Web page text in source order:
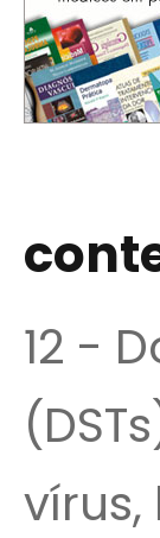
12 -